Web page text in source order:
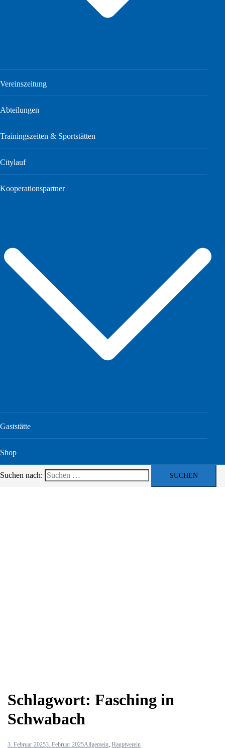
Vereinszeitung
Abteilungen
Trainingszeiten & Sportstätten
Citylauf
Kooperationspartner
Gaststätte
Shop
Suchen nach:
Schlagwort: Fasching in
Schwabach
3. Februar 20253. Februar 2025Allgemein, Hauptverein